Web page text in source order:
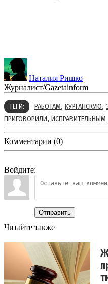
Наталия Ришко
Журналист/Gazetainform
ТЕГИ: РАБОТАМ, КУРГАНСКУЮ,
ПРИГОВОРИЛИ, ИСПРАВИТЕЛЬНЫМ
Комментарии (0)
Войдите:
Отправить
Читайте также